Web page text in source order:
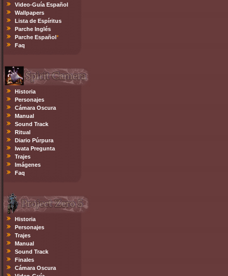
Video-Guía Español
Wallpapers
Lista de Espíritus
Parche Inglés
Parche Español*
Faq
Historia
Personajes
Cámara Oscura
Manual
Sound Track
Ritual
Diario Púrpura
Iwata Pregunta
Trajes
Imágenes
Faq
Historia
Personajes
Trajes
Manual
Sound Track
Finales
Cámara Oscura